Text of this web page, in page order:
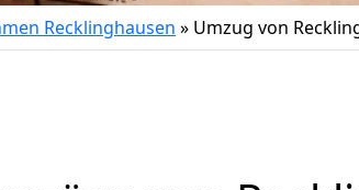
Recklinghausen » Umzug von